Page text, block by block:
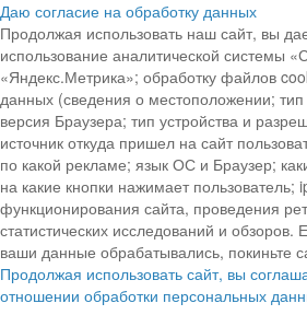
Даю согласие на обработку данных
Продолжая использовать наш сайт, вы
использование аналитической системы
«Яндекс.Метрика»; обработку файлов
данных (сведения о местоположении;
версия Браузера; тип устройства и
источник откуда пришел на сайт
по какой рекламе; язык ОС и Браузер;
на какие кнопки нажимает пользователь;
функционирования сайта, проведения
статистических исследований и обзоров.
ваши данные обрабатывались, покиньте
Продолжая использовать сайт, вы
отношении обработки персональных